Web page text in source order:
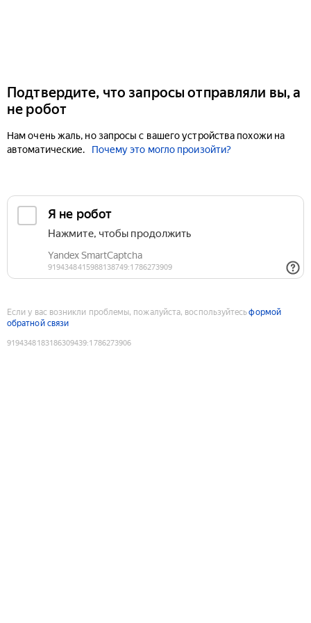
Подтвердите, что запросы отправляли вы, а
не робот
Нам очень жаль, но запросы с вашего устройства похожи на
автоматические.
Почему это могло произойти?
Если у вас возникли проблемы, пожалуйста, воспользуйтесьформой
обратной связи
9194348183186309439:1786273906